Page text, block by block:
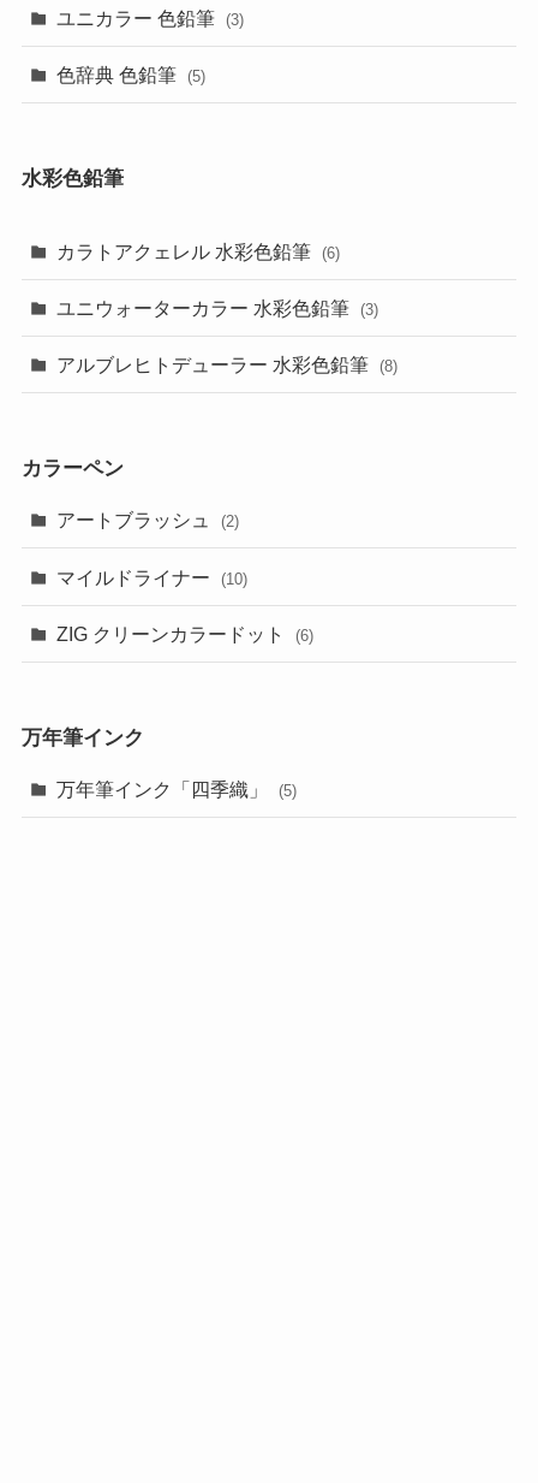
ユニカラー 色鉛筆 (3)
色辞典 色鉛筆 (5)
水彩色鉛筆
カラトアクェレル 水彩色鉛筆 (6)
ユニウォーターカラー 水彩色鉛筆 (3)
アルブレヒトデューラー 水彩色鉛筆 (8)
カラーペン
アートブラッシュ (2)
マイルドライナー (10)
ZIG クリーンカラードット (6)
万年筆インク
万年筆インク「四季織」 (5)